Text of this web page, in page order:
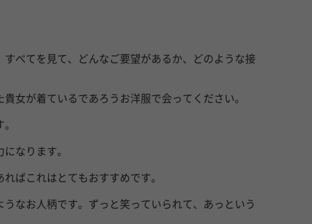
べてを見て、どんなご要望があるか、どのような接
女が着ているであろうお洋服で会ってください。
なります。
ばこれはとてもおすすめです。
なお人柄です。ずっと笑っていられて、あっという